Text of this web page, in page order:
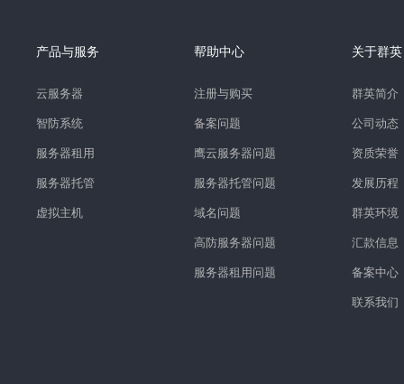
产品与服务
云服务器
智防系统
服务器租用
服务器托管
虚拟主机
帮助中心
注册与购买
备案问题
鹰云服务器问题
服务器托管问题
域名问题
高防服务器问题
服务器租用问题
关于群英
群英简介
公司动态
资质荣誉
发展历程
群英环境
汇款信息
备案中心
联系我们